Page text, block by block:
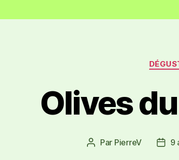
Olives
Par PierreV 9